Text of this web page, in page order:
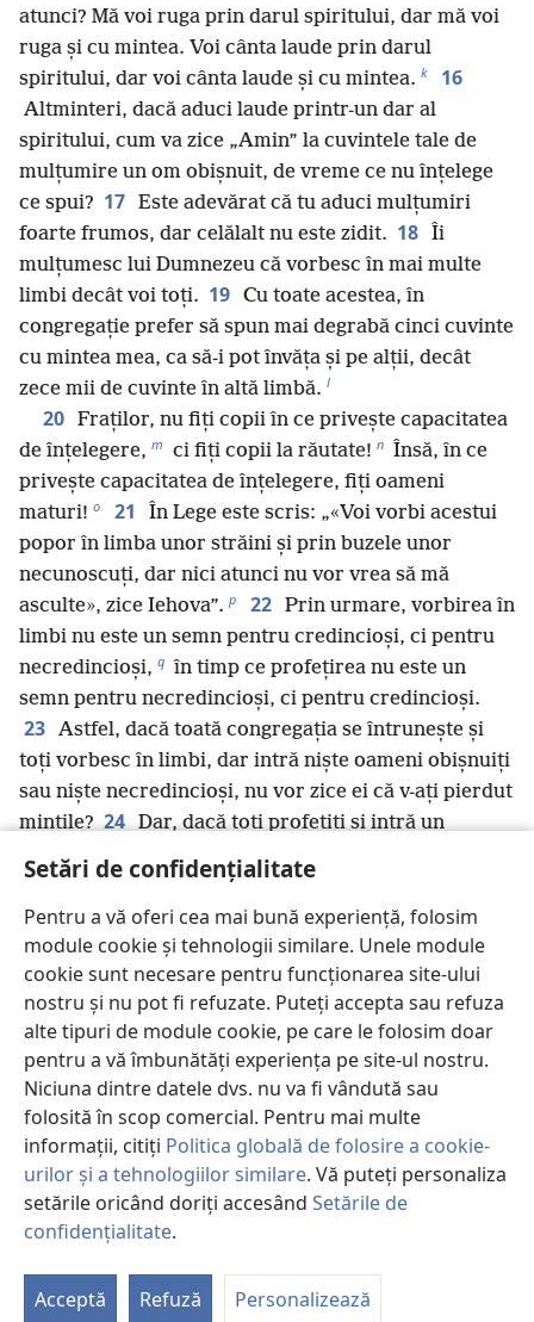
Setări de confidențialitate
Pentru a vă oferi cea mai bună experiență, folosim
module cookie și tehnologii similare. Unele module
cookie sunt necesare pentru funcționarea site-ului
nostru și nu pot fi refuzate. Puteți accepta sau refuza
alte tipuri de module cookie, pe care le folosim doar
pentru a vă îmbunătăți experiența pe site-ul nostru.
Niciuna dintre datele dvs. nu va fi vândută sau
folosită în scop comercial. Pentru mai multe
informații, citiți Politica globală de folosire a cookie-
urilor și a tehnologiilor similare. Vă puteți personaliza
setările oricând doriți accesând Setările de
confidențialitate.
Acceptă Refuză Personalizează
atunci? Mă voi ruga prin darul spiritului, dar mă voi
ruga și cu mintea. Voi cânta laude prin darul
spiritului, dar voi cânta laude și cu mintea. k 16
Altminteri, dacă aduci laude printr-un dar al
spiritului, cum va zice „Amin” la cuvintele tale de
mulțumire un om obișnuit, de vreme ce nu înțelege
ce spui? 17 Este adevărat că tu aduci mulțumiri
foarte frumos, dar celălalt nu este zidit. 18 Îi
mulțumesc lui Dumnezeu că vorbesc în mai multe
limbi decât voi toți. 19 Cu toate acestea, în
congregație prefer să spun mai degrabă cinci cuvinte
cu mintea mea, ca să-i pot învăța și pe alții, decât
zece mii de cuvinte în altă limbă. l
20 Fraților, nu fiți copii în ce privește capacitatea
de înțelegere, m ci fiți copii la răutate! n Însă, în ce
privește capacitatea de înțelegere, fiți oameni
maturi! o 21
În Lege este scris: „«Voi vorbi acestui
popor în limba unor străini și prin buzele unor
necunoscuți, dar nici atunci nu vor vrea să mă
asculte», zice Iehova”. p 22 Prin urmare, vorbirea în
limbi nu este un semn pentru credincioși, ci pentru
necredincioși, q în timp ce profețirea nu este un
semn pentru necredincioși, ci pentru credincioși.
23 Astfel, dacă toată congregația se întrunește și
toți vorbesc în limbi, dar intră niște oameni obișnuiți
sau niște necredincioși, nu vor zice ei că v-ați pierdut
mințile? 24 Dar, dacă toți profețiți și intră un
necredincios sau un om obișnuit, cuvintele tuturor îi
vor servi drept mustrare și îl vor îndemna să se
examineze cu atenție. 25 Atunci secretele inimii lui
vor fi dezvăluite, r iar el va cădea cu fața la pământ și
se va închina lui Dumnezeu, spunând: „Dumnezeu
este cu adevărat în mijlocul vostru”. s
26 Atunci ce este de făcut, fraților? Când vă
întruniți, unul are un psalm, altul o învățătură, altul o
revelație, altul vorbește în altă limbă, iar altul
interpretează. t Toate să se facă spre zidire.
dacă unii vorbesc în altă limbă, acest lucru să se
limiteze la doi sau cel mult trei, și pe rând, iar cineva
să interpreteze.
vorbească lor înșiși și lui Dumnezeu.
w